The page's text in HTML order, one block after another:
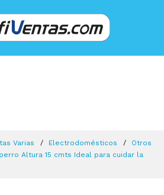
Varias Electrodomésticos
Otros
Altura 15 cmts Ideal para cuidar la